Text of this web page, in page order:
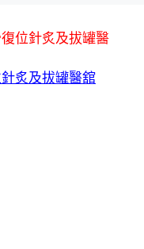
位針炙及拔罐醫
炙及拔罐醫舘